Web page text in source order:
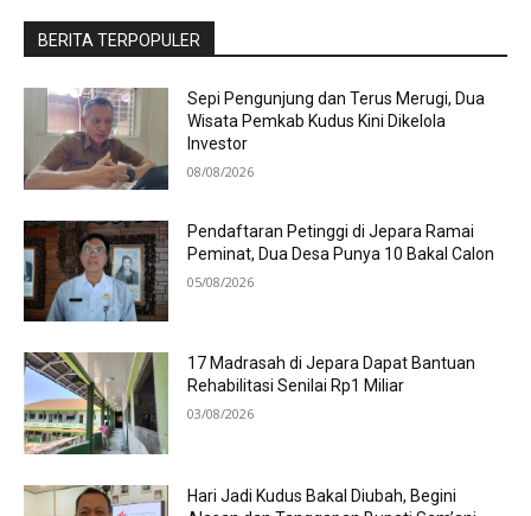
BERITA TERPOPULER
Sepi Pengunjung dan Terus Merugi, Dua
Wisata Pemkab Kudus Kini Dikelola
Investor
08/08/2026
Pendaftaran Petinggi di Jepara Ramai
Peminat, Dua Desa Punya 10 Bakal Calon
05/08/2026
17 Madrasah di Jepara Dapat Bantuan
Rehabilitasi Senilai Rp1 Miliar
03/08/2026
Hari Jadi Kudus Bakal Diubah, Begini